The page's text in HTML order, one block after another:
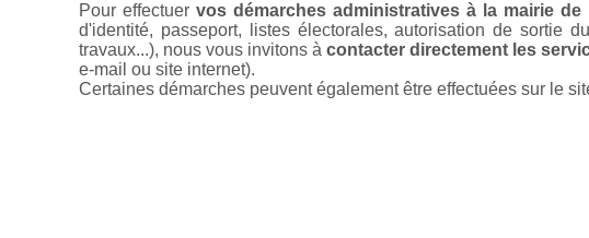
Pour effectuervos démarches administratives à la mairie de
d'identité, passeport, listes électorales, autorisation de sortie
travaux...), nous vous invitons à contacter directement les
e-mail ou site internet).
Certaines démarches peuvent également être effectuées sur le